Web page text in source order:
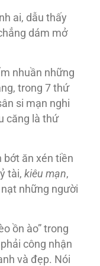
ai, dẫu thấy
dám mở
nhuần những
trong 7 thứ
si mạn nghi
căng là thứ
bớt ăn xén tiền
tài, kiêu mạn,
những người
ồn ào” trong
công nhận
và đẹp. Nói